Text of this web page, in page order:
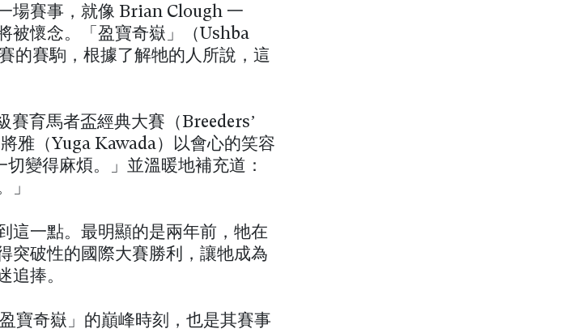
場賽事，就像 Brian Clough 一
被懷念。「盈寶奇嶽」（Ushba
的賽駒，根據了解牠的人所說，這
賽育馬者盃經典大賽（Breeders’
雅（Yuga Kawada）以會心的笑容
切變得麻煩。」並溫暖地補充道：
」
這一點。最明顯的是兩年前，牠在
突破性的國際大賽勝利，讓牠成為
追捧。
寶奇嶽」的巔峰時刻，也是其賽事